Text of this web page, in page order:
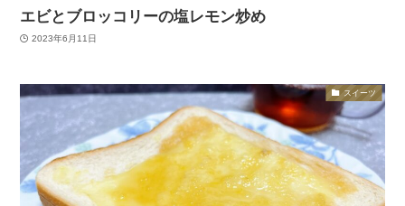
エビとブロッコリーの塩レモン炒め
2023年6月11日
スイーツ